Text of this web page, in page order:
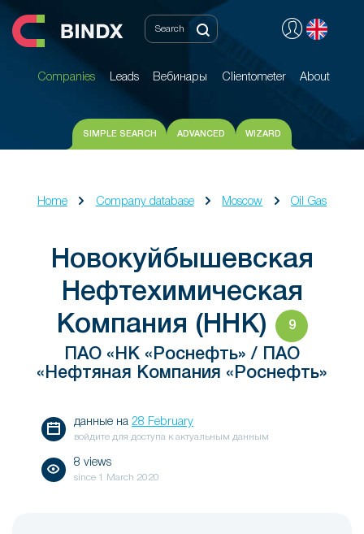
Companies Leads Вебинары Clientometer About
Companies Leads Вебинары Clientometer About
SIMPLE SEARCH ADVANCED WIZARD
Home Company database Moscow Oil Gas
Новокуйбышевская
Нефтехимическая
Компания (ННК)
9
ПАО «НК «Роснефть» / ПАО
«Нефтяная Компания «Роснефть»
данные на 28 February
войдите для доступа к актуальным данным
8 views
since 1 March 2020